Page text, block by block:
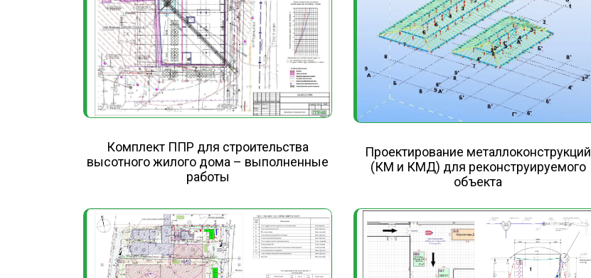
Комплект ППР для строительства
высотного жилого дома – выполненные
работы
Проектирование металлоконструкций
(КМ и КМД) для реконструируемого
объекта